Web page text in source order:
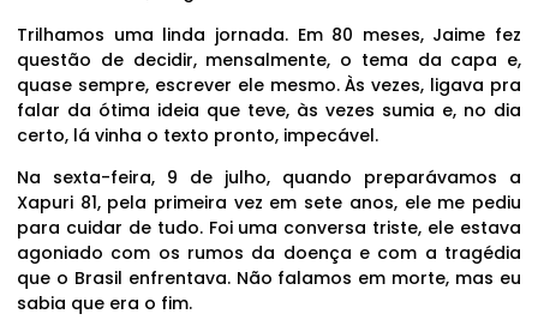
Trilhamos uma linda jornada. Em 80 meses, Jaime fez
questão de decidir, mensalmente, o tema da capa e,
quase sempre, escrever ele mesmo. Às vezes, ligava pra
falar da ótima ideia que teve, às vezes sumia e, no dia
certo, lá vinha o texto pronto, impecável.
Na sexta-feira, 9 de julho, quando preparávamos a
Xapuri 81, pela primeira vez em sete anos, ele me pediu
para cuidar de tudo. Foi uma conversa triste, ele estava
agoniado com os rumos da doença e com a tragédia
que o Brasil enfrentava. Não falamos em morte, mas eu
sabia que era o fim.